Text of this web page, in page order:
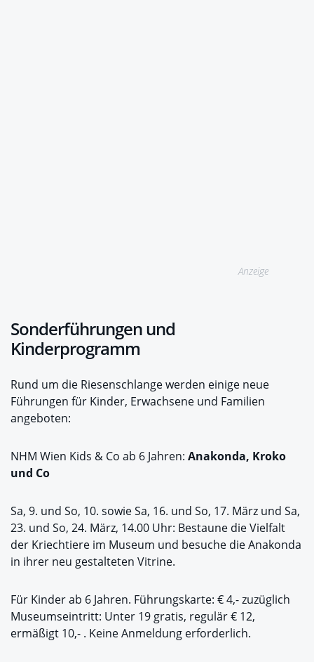
Anzeige
Sonderführungen und
Kinderprogramm
Rund um die Riesenschlange werden einige neue
Führungen für Kinder, Erwachsene und Familien
angeboten:
NHM Wien Kids & Co ab 6 Jahren: Anakonda, Kroko
und Co
Sa, 9. und So, 10. sowie Sa, 16. und So, 17. März und Sa,
23. und So, 24. März, 14.00 Uhr: Bestaune die Vielfalt
der Kriechtiere im Museum und besuche die Anakonda
in ihrer neu gestalteten Vitrine.
Für Kinder ab 6 Jahren. Führungskarte: € 4,- zuzüglich
Museumseintritt: Unter 19 gratis, regulär € 12,
ermäßigt 10,- . Keine Anmeldung erforderlich.